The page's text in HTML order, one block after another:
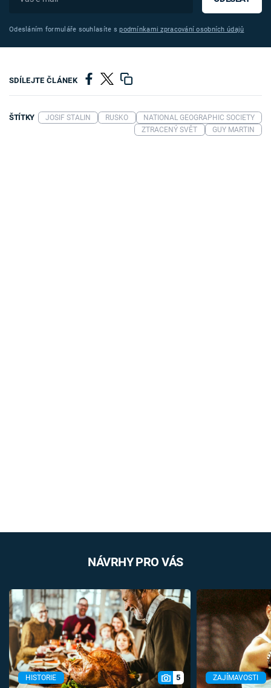
Odesláním formuláře souhlasíte spodmínkami zpracování osobních údajů
SDÍLEJTE ČLÁNEK
ŠTÍTKY JOSIF STALIN RUSKO
NATIONAL GEOGRAPHIC SOCIETY
ZTRACENÝ SVĚT
GUY MARTIN
NÁVRHY PRO VÁS
HISTORIE 5 ZAJÍMAVOSTI